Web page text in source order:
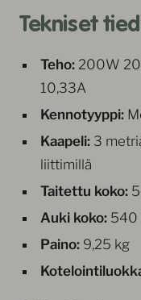
Tekniset
Teho: 200W
10,33A
Kennotyyppi:
Kaapeli: 3
liittimillä
Taitettu koko:
Auki koko: 540
Paino: 9,25 kg